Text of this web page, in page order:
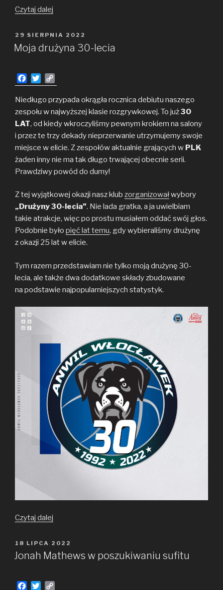
Czytaj dalej
2022
OPUBLIKOWANE
W
29 SIERPNIA 2022
Moja drużyna 30-lecia
a
c
b
o
o
k
w
i
e
r
o
p
L
i
n
k
Niedługo przypada okrągła rocznica debiutu naszego
zespołu w najwyższej klasie rozgrywkowej. To już30
LAT, od kiedy wkroczyliśmy pewnym krokiem na salony
i przez te trzy dekady nieprzerwanie utrzymujemy swoje
miejsce w elicie. Z zespołów aktualnie grających w PLK
żaden inny nie ma tak długo trwającej obecnie serii.
Prawdziwy powód do dumy!
Z tej wyjątkowej okazji nasz klub zorganizowałwybory
„Drużyny 30-lecia”. Nie lada gratka, a ja uwielbiam
takie atrakcje, więc po prostu musiałem oddać swój głos.
Podobnie było pięć lat temu, gdy wybieraliśmy drużynę
z okazji 25 lat w elicie.
Tym razem przedstawiam nie tylko moją drużynę 30-
lecia, ale także dwa dodatkowe składy zbudowane
na podstawie najpopularniejszych statystyk.
Czytaj dalej
30-
lecia
OPUBLIKOWANE
W
18 LIPCA 2022
Jonah Mathews w poszukiwaniu sufitu